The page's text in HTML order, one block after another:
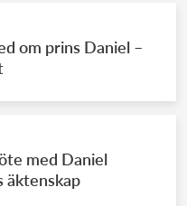
om prins Daniel –
med Daniel
äktenskap